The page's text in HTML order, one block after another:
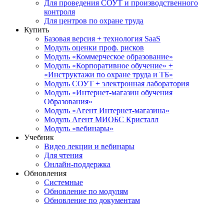
Для проведения СОУТ и производственного
контроля
Для центров по охране труда
Купить
Базовая версия + технология SaaS
Модуль оценки проф. рисков
Модуль «Коммерческое образование»
Модуль «Корпоративное обучение» +
«Инструктажи по охране труда и ТБ»
Модуль СОУТ + электронная лаборатория
Модуль «Интернет-магазин обучения
Образования»
Модуль «Агент Интернет-магазина»
Модуль Агент МИОБС Кристалл
Модуль «вебинары»
Учебник
Видео лекции и вебинары
Для чтения
Онлайн-поддержка
Обновления
Системные
Обновление по модулям
Обновление по документам